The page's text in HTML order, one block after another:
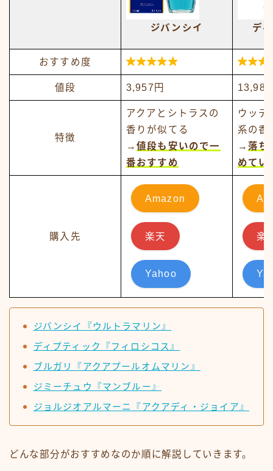
ジバンシイ デ
おすすめ度 
値段 3,957円
特徴
アクアとシトラスの
香りが似てる
→ 値段も安いので一
番おすすめ
ウッデ
系の香
→ 落ち
めてい
購入先
Amazon
楽天
Yahoo
楽
ジバンシイ『ウルトラマリン』
ディプティック『フィロシコス』
ブルガリ『アクアプールオムマリン』
ジミーチュウ『マンブルー』
ジョルジオアルマーニ『アクアディ・ジョイア』
どんな部分がおすすめなのか順に解説していきます。